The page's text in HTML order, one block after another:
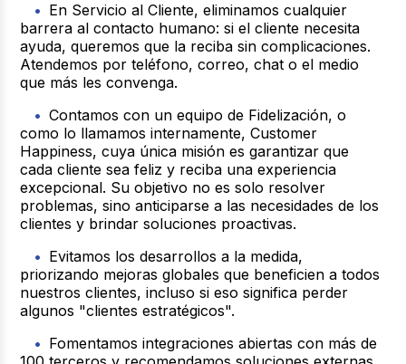
En Servicio al Cliente, eliminamos cualquier
barrera al contacto humano: si el cliente necesita
ayuda, queremos que la reciba sin complicaciones.
Atendemos por teléfono, correo, chat o el medio
que más les convenga.
Contamos con un equipo de Fidelización, o
como lo llamamos internamente, Customer
Happiness, cuya única misión es garantizar que
cada cliente sea feliz y reciba una experiencia
excepcional. Su objetivo no es solo resolver
problemas, sino anticiparse a las necesidades de los
clientes y brindar soluciones proactivas.
Evitamos los desarrollos a la medida,
priorizando mejoras globales que beneficien a todos
nuestros clientes, incluso si eso significa perder
algunos "clientes estratégicos".
Fomentamos integraciones abiertas con más de